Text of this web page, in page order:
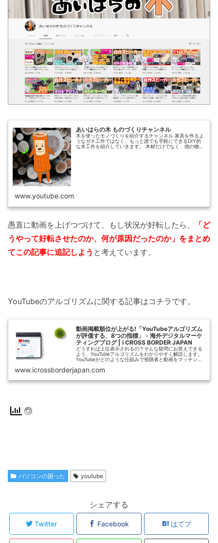
あいはらの木 ものづくりチャンネル
木を使ったモノづくりを紹介するチャンネル 家具を作るよ
うなガチ工作ではなく、もっと誰でも手軽にできるDIY的
な木工作を紹介していきます。 木材だけでなく、他の物と
www.youtube.com
愚直に動画を上げつづけて、もし状況が好転したら、
「ど
うやって好転させたのか、何が原因だったのか」をまとめ
てこの記事に追記しよう と考えています。
YouTubeのアルゴリズムに関する記事はコチラです。
動画掲載順位が上がる!「YouTubeアルゴリズム
が評価する、8つの指標」 - 海外デジタルマーケ
ティングブログ | i CROSS BORDER JAPAN
どうすれば上位表示されるの？そんな疑問にお答えできる
よう、YouTubeアルゴリズムをわかりやすく解説します。
YouTubeがどのような仕組みで視聴者と動画をマッチング
きたい見るべき指標など重要なポイントを解説します。
www.icrossborderjapan.com
パソコンの困った youtube
シェアする
Twitter Facebook はてブ